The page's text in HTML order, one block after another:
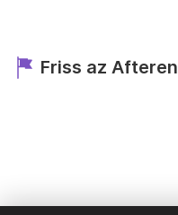
Friss az Afteren